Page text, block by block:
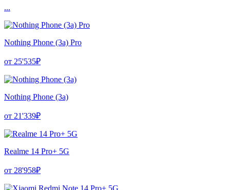
...
Nothing Phone (3a) Pro
от 25'535₽
Nothing Phone (3a)
от 21'339₽
Realme 14 Pro+ 5G
от 28'958₽